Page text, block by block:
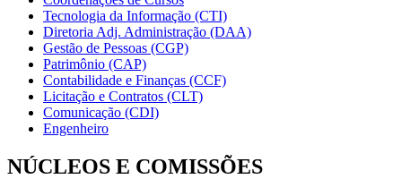
Tecnologia da Informação (CTI)
Diretoria Adj. Administração (DAA)
Gestão de Pessoas (CGP)
Patrimônio (CAP)
Contabilidade e Finanças (CCF)
Licitação e Contratos (CLT)
Comunicação (CDI)
Engenheiro
NÚCLEOS E COMISSÕES